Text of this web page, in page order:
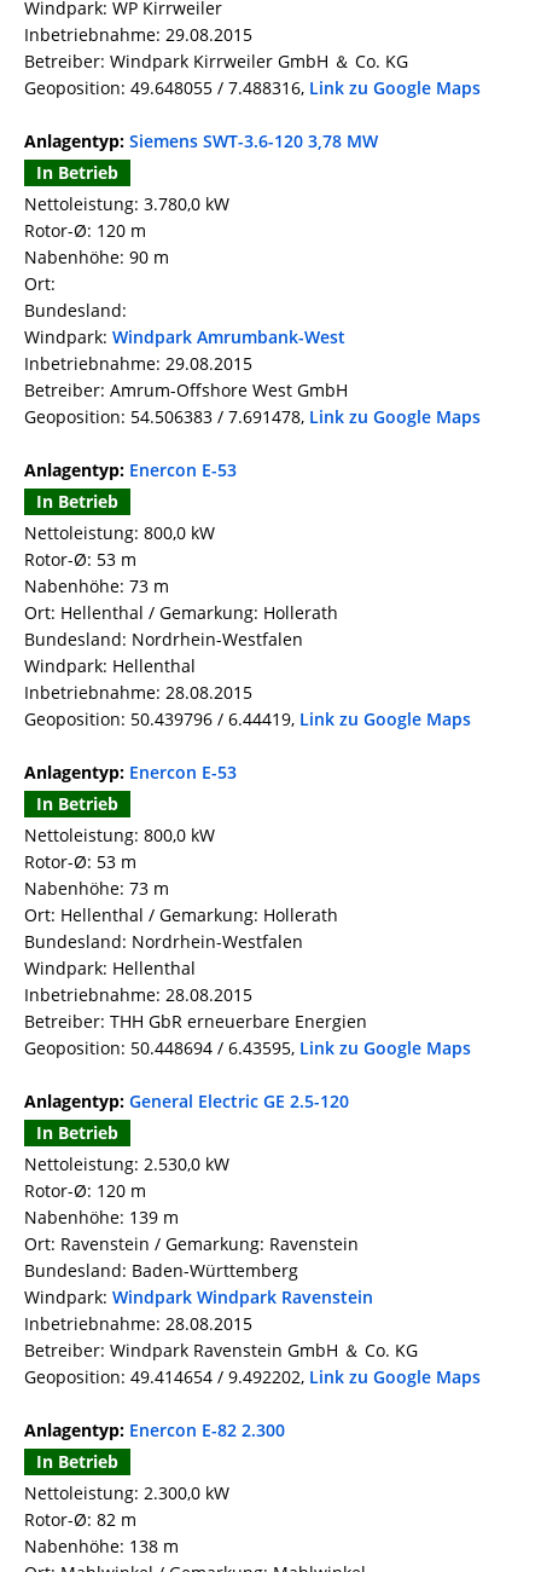
Windpark: WP Kirrweiler
Inbetriebnahme: 29.08.2015
Betreiber: Windpark Kirrweiler GmbH ＆ Co. KG
Geoposition: 49.648055 / 7.488316, Link zu Google Maps
Anlagentyp: Siemens SWT-3.6-120 3,78 MW
In Betrieb
Nettoleistung: 3.780,0 kW
Rotor-Ø: 120 m
Nabenhöhe: 90 m
Ort:
Bundesland:
Windpark: Windpark Amrumbank-West
Inbetriebnahme: 29.08.2015
Betreiber: Amrum-Offshore West GmbH
Geoposition: 54.506383 / 7.691478, Link zu Google Maps
Anlagentyp: Enercon E-53
In Betrieb
Nettoleistung: 800,0 kW
Rotor-Ø: 53 m
Nabenhöhe: 73 m
Ort: Hellenthal / Gemarkung: Hollerath
Bundesland: Nordrhein-Westfalen
Windpark: Hellenthal
Inbetriebnahme: 28.08.2015
Geoposition: 50.439796 / 6.44419, Link zu Google Maps
Anlagentyp: Enercon E-53
In Betrieb
Nettoleistung: 800,0 kW
Rotor-Ø: 53 m
Nabenhöhe: 73 m
Ort: Hellenthal / Gemarkung: Hollerath
Bundesland: Nordrhein-Westfalen
Windpark: Hellenthal
Inbetriebnahme: 28.08.2015
Betreiber: THH GbR erneuerbare Energien
Geoposition: 50.448694 / 6.43595, Link zu Google Maps
Anlagentyp: General Electric GE 2.5-120
In Betrieb
Nettoleistung: 2.530,0 kW
Rotor-Ø: 120 m
Nabenhöhe: 139 m
Ort: Ravenstein / Gemarkung: Ravenstein
Bundesland: Baden-Württemberg
Windpark: Windpark Windpark Ravenstein
Inbetriebnahme: 28.08.2015
Betreiber: Windpark Ravenstein GmbH ＆ Co. KG
Geoposition: 49.414654 / 9.492202, Link zu Google Maps
Anlagentyp: Enercon E-82 2.300
In Betrieb
Nettoleistung: 2.300,0 kW
Rotor-Ø: 82 m
Nabenhöhe: 138 m